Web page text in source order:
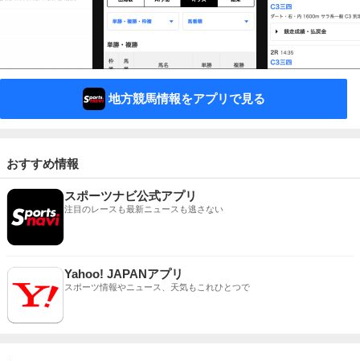
地方競馬情報をアプリで見る
おすすめ情報
スポーツナビ公式アプリ
注目のレースも最新ニュースも逃さない
Yahoo! JAPANアプリ
スポーツ情報やニュース、天気もこれひとつで